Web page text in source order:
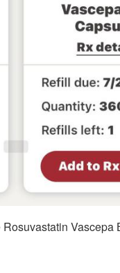
Vascepa